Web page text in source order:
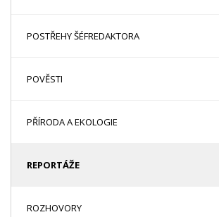
POSTŘEHY ŠÉFREDAKTORA
POVĚSTI
PŘÍRODA A EKOLOGIE
REPORTÁŽE
ROZHOVORY